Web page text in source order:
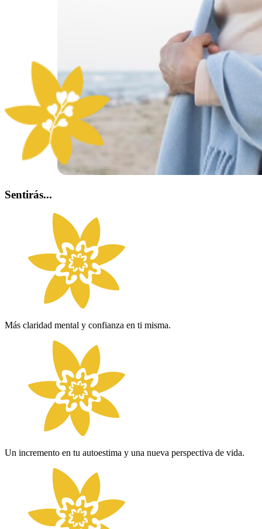
Sentirás...
Más claridad mental y confianza en ti misma.
Un incremento en tu autoestima y una nueva perspectiva de vida.